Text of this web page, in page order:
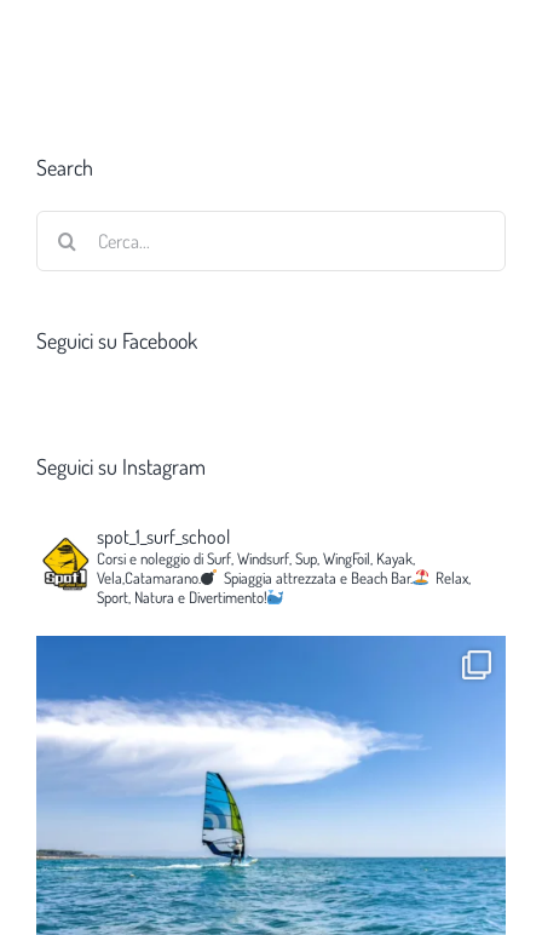
Search
Cerca
Seguici su Facebook
Seguici su Instagram
spot_1_surf_school
Corsi e noleggio di Surf, Windsurf, Sup, WingFoil, Kayak,
Vela,Catamarano.
Spiaggia attrezzata e Beach Bar.
Relax,
Sport, Natura e Divertimento!